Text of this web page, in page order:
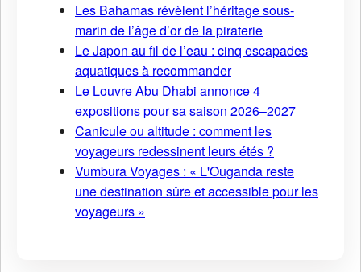
Les Bahamas révèlent l’héritage sous-
marin de l’âge d’or de la piraterie
Le Japon au fil de l’eau : cinq escapades
aquatiques à recommander
Le Louvre Abu Dhabi annonce 4
expositions pour sa saison 2026–2027
Canicule ou altitude : comment les
voyageurs redessinent leurs étés ?
Vumbura Voyages : « L'Ouganda reste
une destination sûre et accessible pour les
voyageurs »